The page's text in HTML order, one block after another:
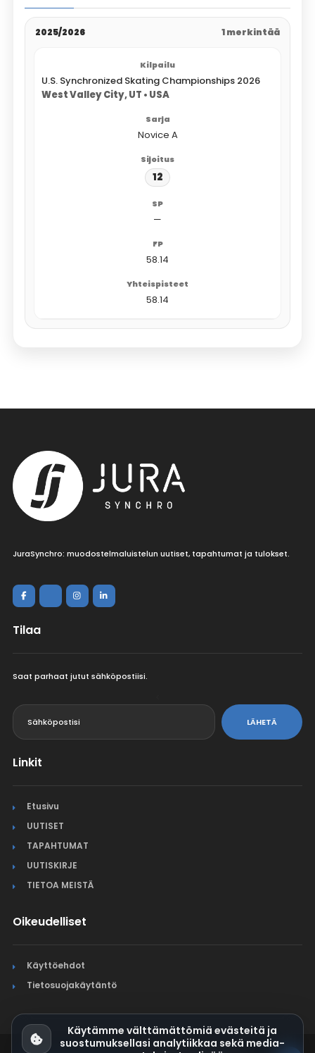
2025/2026 1 merkintää
U.S. Synchronized Skating Championships 2026
West Valley City, UT • USA
Novice A
12
—
58.14
58.14
JuraSynchro: muodostelmaluistelun uutiset, tapahtumat ja tulokset.
Tilaa
Saat parhaat jutut sähköpostiisi.
LÄHETÄ
Linkit
Etusivu
UUTISET
TAPAHTUMAT
UUTISKIRJE
TIETOA MEISTÄ
Oikeudelliset
Käyttöehdot
Tietosuojakäytäntö
Käytämme välttämättömiä evästeitä ja
suostumuksellasi analytiikkaa sekä media-